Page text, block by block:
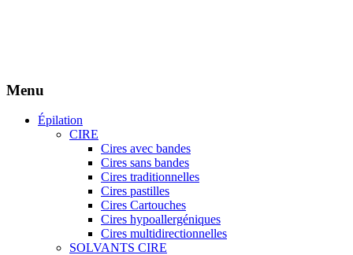
Menu
Épilation
CIRE
Cires avec bandes
Cires sans bandes
Cires traditionnelles
Cires pastilles
Cires Cartouches
Cires hypoallergéniques
Cires multidirectionnelles
SOLVANTS CIRE